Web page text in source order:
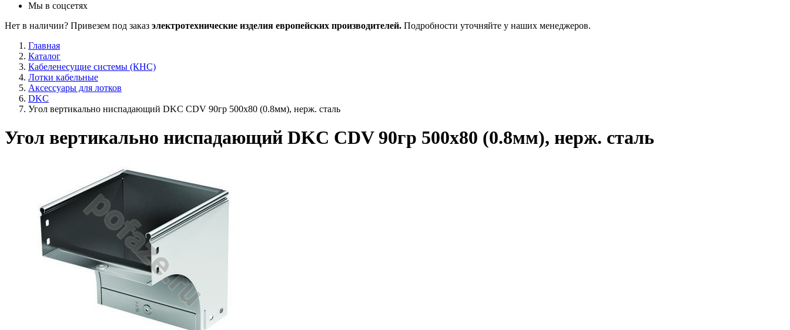
Мы в соцсетях
Нет в наличии? Привезем под заказ электротехнические изделия европейских производителей. Подробности уточняйте у наших менеджеров.
Главная
Каталог
Кабеленесущие системы (КНС)
Лотки кабельные
Аксессуары для лотков
DKC
Угол вертикально ниспадающий DKC CDV 90гр 500х80 (0.8мм), нерж. сталь
Угол вертикально ниспадающий DKC CDV 90гр 500х80 (0.8мм), нерж. сталь